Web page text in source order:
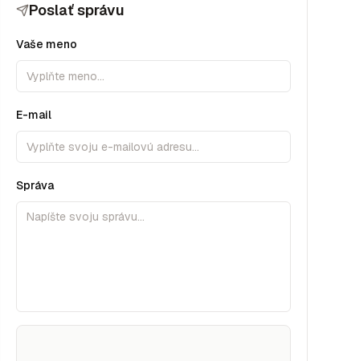
Poslať správu
Vaše meno
E-mail
Správa